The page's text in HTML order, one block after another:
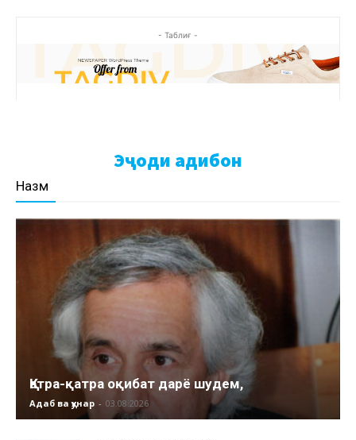
- Таблиғ -
Эҷоди адибон
Назм
Қатра-қатра оқибат дарё шудем,
Адаб ва ҳунар - 03.08.2026